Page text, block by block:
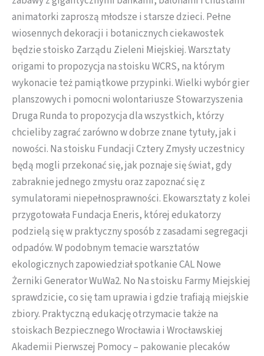
animatorki zaproszą młodsze i starsze dzieci. Pełne
wiosennych dekoracji i botanicznych ciekawostek
będzie stoisko Zarządu Zieleni Miejskiej. Warsztaty
origami to propozycja na stoisku WCRS, na którym
wykonacie też pamiątkowe przypinki. Wielki wybór gier
planszowych i pomocni wolontariusze Stowarzyszenia
Druga Runda to propozycja dla wszystkich, którzy
chcieliby zagrać zarówno w dobrze znane tytuły, jak i
nowości. Na stoisku Fundacji Cztery Zmysły uczestnicy
będą mogli przekonać się, jak poznaje się świat, gdy
zabraknie jednego zmysłu oraz zapoznać się z
symulatorami niepełnosprawności. Ekowarsztaty z kolei
przygotowała Fundacja Eneris, której edukatorzy
podzielą się w praktyczny sposób z zasadami segregacji
odpadów. W podobnym temacie warsztatów
ekologicznych zapowiedział spotkanie CAL Nowe
Żerniki Generator WuWa2. No Na stoisku Farmy Miejskiej
sprawdzicie, co się tam uprawia i gdzie trafiają miejskie
zbiory. Praktyczną edukację otrzymacie także na
stoiskach Bezpiecznego Wrocławia i Wrocławskiej
Akademii Pierwszej Pomocy – pakowanie plecaków